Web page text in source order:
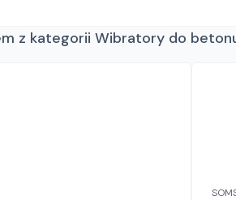
z kategorii Wibratory do